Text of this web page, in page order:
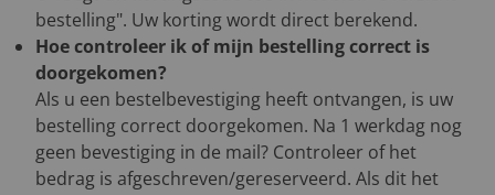
bestelling". Uw korting wordt direct berekend.
Hoe controleer ik of mijn bestelling correct is
doorgekomen?
Als u een bestelbevestiging heeft ontvangen, is uw
bestelling correct doorgekomen. Na 1 werkdag nog
geen bevestiging in de mail? Controleer of het
bedrag is afgeschreven/gereserveerd. Als dit het